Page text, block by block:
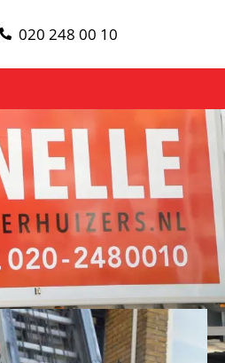
020 248 00 10